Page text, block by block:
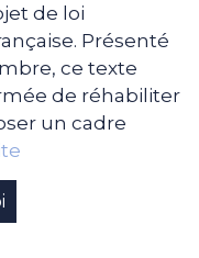
de loi
Présenté
ce texte
de réhabiliter
un cadre